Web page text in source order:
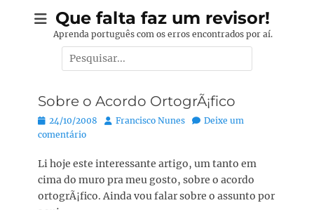
Que falta faz um revisor!
Aprenda português com os erros encontrados por aí.
Pesquisar
por:
Sobre o Acordo OrtogrÃ¡fico
Posted
on
24/10/2008 Autor:
Francisco Nunes
Deixe um
comentário
Li hoje este interessante artigo, um tanto em
cima do muro pra meu gosto, sobre o acordo
ortogrÃ¡fico. Ainda vou falar sobre o assunto por